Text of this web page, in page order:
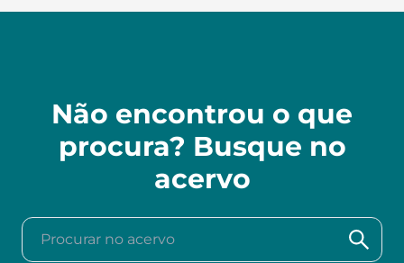
Não encontrou o que
procura? Busque no
acervo
Procurar no acervo